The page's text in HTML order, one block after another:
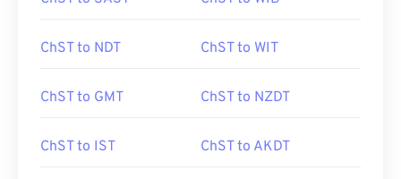
ChST to NDT ChST to WIT
ChST to GMT ChST to NZDT
ChST to IST ChST to AKDT